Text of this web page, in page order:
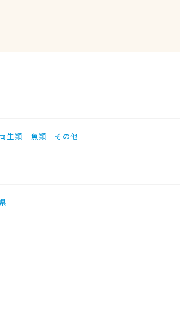
生類 魚類 その他